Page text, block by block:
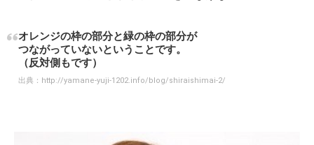
オレンジの枠の部分と緑の枠の部分が
つながっていないということです。
（反対側もです）
出典： http://yamane-yuji-1202.info/blog/shiraishimai-2/